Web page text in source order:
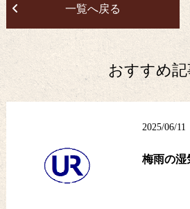
一覧へ戻る
おすすめ
2025/06/11
梅雨の湿